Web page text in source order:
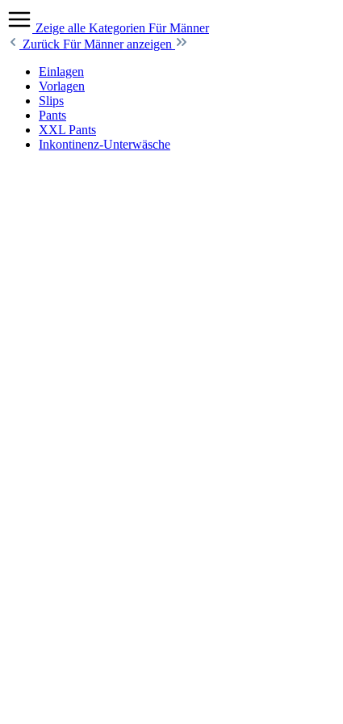
Zeige alle Kategorien Für Männer
Zurück Für Männer anzeigen
Einlagen
Vorlagen
Slips
Pants
XXL Pants
Inkontinenz-Unterwäsche